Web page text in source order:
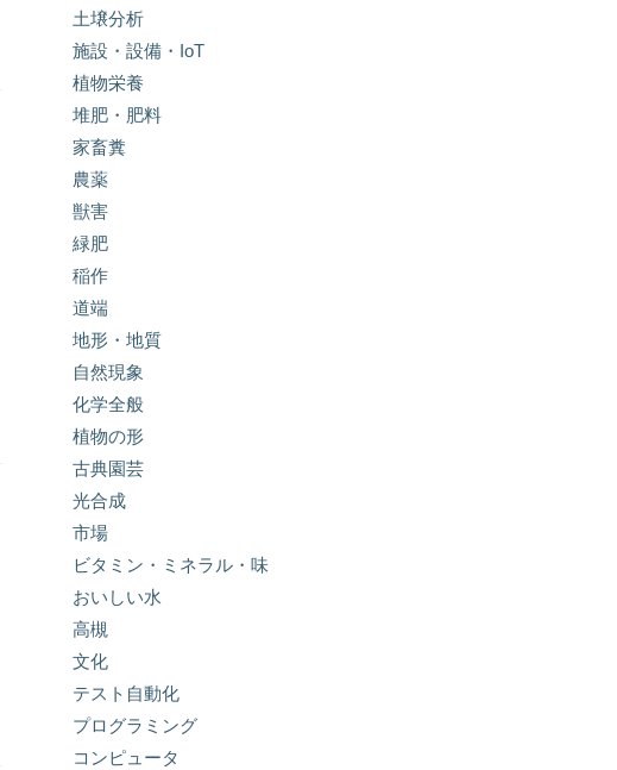
土壌分析
施設・設備・IoT
植物栄養
堆肥・肥料
家畜糞
農薬
獣害
緑肥
稲作
道端
地形・地質
自然現象
化学全般
植物の形
古典園芸
光合成
市場
ビタミン・ミネラル・味
おいしい水
高槻
文化
テスト自動化
プログラミング
コンピュータ